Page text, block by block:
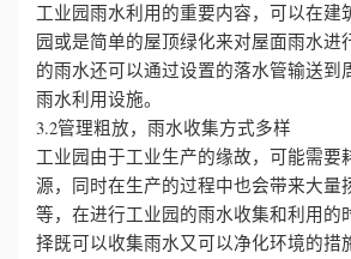
工业园雨水利用的重要内容，可以在建
园或是简单的屋顶绿化来对屋面雨水进
的雨水还可以通过设置的落水管输送到
雨水利用设施。
3.2管理粗放，雨水收集方式多样
工业园由于工业生产的缘故，可能需要
源，同时在生产的过程中也会带来大量
等，在进行工业园的雨水收集和利用的
择既可以收集雨水又可以净化环境的措